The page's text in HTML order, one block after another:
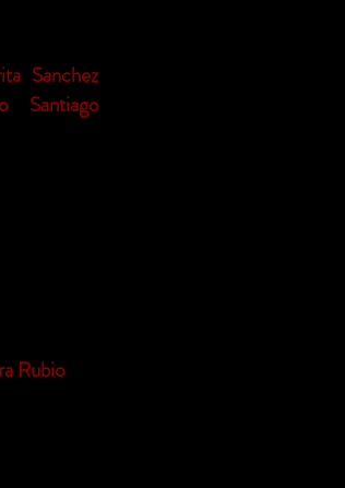
de
Sanchez
y Santiago
que
Rubio.